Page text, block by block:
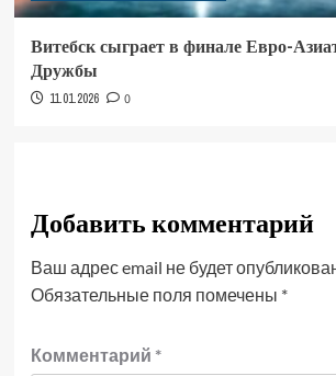
Витебск сыграет в финале Евро-
Дружбы
11.01.2026 0
Добавить комментарий
Ваш адрес email не будет
Обязательные поля помечены *
Комментарий *